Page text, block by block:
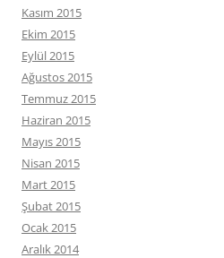
Kasım 2015
Ekim 2015
Eylül 2015
Ağustos 2015
Temmuz 2015
Haziran 2015
Mayıs 2015
Nisan 2015
Mart 2015
Şubat 2015
Ocak 2015
Aralık 2014